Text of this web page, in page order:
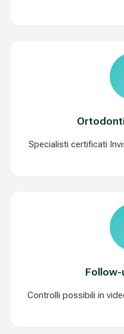
Specialisti certificati
Follow-
Controlli possibili in